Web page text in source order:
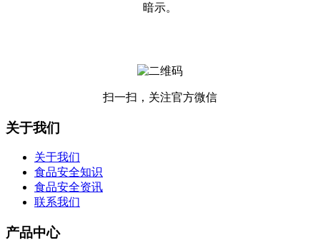
暗示。
扫一扫，关注官方微信
关于我们
关于我们
食品安全知识
食品安全资讯
联系我们
产品中心